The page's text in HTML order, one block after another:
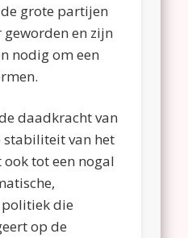
grote partijen
en zijn
nodig om een
daadkracht van
stabiliteit van het
tot een nogal
die
op de